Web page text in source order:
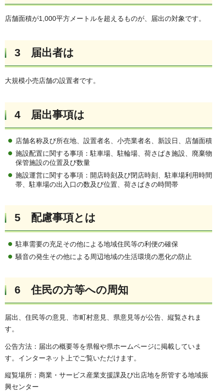
店舗面積が1,000平方メートルを超えるものが、届出の対象です。
3 届出者は
大規模小売店舗の設置者です。
4 届出事項は
店舗名称及び所在地、設置者名、小売業者名、新設日、店舗面積
施設配置に関する事項：駐車場、駐輪場、荷さばき施設、廃棄物
保管施設の位置及び数量
施設運営に関する事項：開店時刻及び閉店時刻、駐車場利用時間
帯、駐車場の出入口の数及び位置、荷さばきの時間帯
5 配慮事項とは
駐車需要の充足その他による地域住民等の利便の確保
騒音の発生その他による周辺地域の生活環境の悪化の防止
6 住民の方等への周知
届出、住民等の意見、市町村意見、県意見等が公告、縦覧されま
す。
公告方法：届出の概要等を県報や県ホームページに掲載していま
す。インターネット上でご覧いただけます。
縦覧場所：商業・サービス産業支援課及び出店地を所管する地域振
興センター